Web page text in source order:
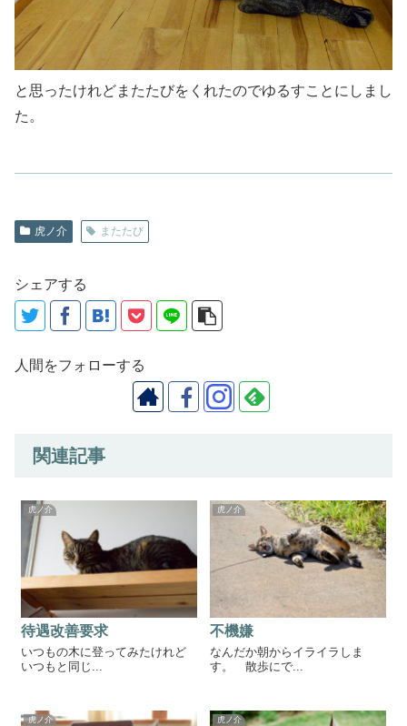
と思ったけれどまたたびをくれたのでゆるすことにしまし
た。
虎ノ介 またたび
シェアする
人間をフォローする
関連記事
虎ノ介
待遇改善要求
いつもの木に登ってみたけれど
いつもと同じ...
虎ノ介
不機嫌
なんだか朝からイライラしま
す。 散歩にで...
虎ノ介
虎ノ介